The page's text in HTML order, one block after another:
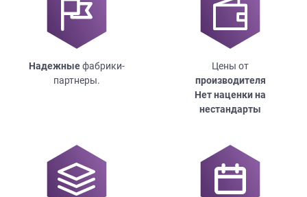
Надежныефабрики-
партнеры.
Цены от
производителя
Нет наценки на
нестандарты